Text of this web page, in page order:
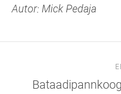
Autor: Mick Pedaja